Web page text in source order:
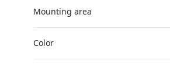
Mounting area
Color